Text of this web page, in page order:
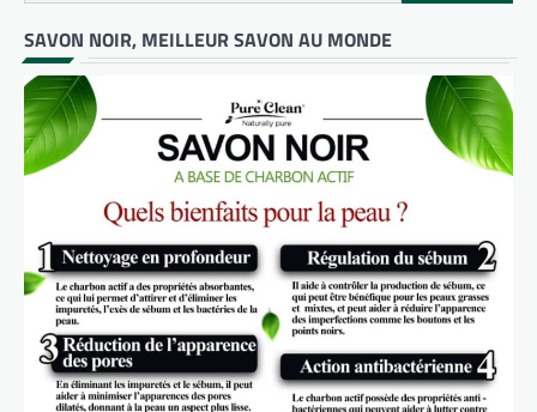
SAVON NOIR, MEILLEUR SAVON AU MONDE